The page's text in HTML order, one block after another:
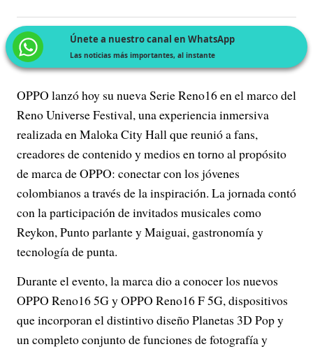
Únete a nuestro canal en WhatsApp
Las noticias más importantes, al instante
OPPO lanzó hoy su nueva Serie Reno16 en el marco del
Reno Universe Festival, una experiencia inmersiva
realizada en Maloka City Hall que reunió a fans,
creadores de contenido y medios en torno al propósito
de marca de OPPO: conectar con los jóvenes
colombianos a través de la inspiración. La jornada contó
con la participación de invitados musicales como
Reykon, Punto parlante y Maiguai, gastronomía y
tecnología de punta.
Durante el evento, la marca dio a conocer los nuevos
OPPO Reno16 5G y OPPO Reno16 F 5G, dispositivos
que incorporan el distintivo diseño Planetas 3D Pop y
un completo conjunto de funciones de fotografía y